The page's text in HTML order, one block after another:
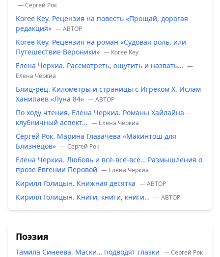
— Сергей Рок
Koree Key. Рецензия на повесть «Прощай, дорогая
редакция» — ABTOP
Koree Key. Рецензия на роман «Судовая роль, или
Путешествие Вероники» — Koree Key
Елена Черкиа. Рассмотреть, ощутить и назвать… —
Елена Черкиа
Блиц-рец. Километры и страницы с Игреком Х. Ислам
Ханипаев «Луна 84» — ABTOP
По ходу чтения. Елена Черкиа. Романы Хайлайна –
клубничный аспект… — Елена Черкиа
Сергей Рок. Марина Глазачева «Макинтош для
Близнецов» — Сергей Рок
Елена Черкиа. Любовь и всё-всё-всё… Размышления о
прозе Евгении Перовой — Елена Черкиа
Кирилл Голицын. Книжная десятка — ABTOP
Кирилл Голицын. Книги, книги, книги… — ABTOP
Поэзия
Тамила Синеева. Маски… подводят глазки — Сергей Рок